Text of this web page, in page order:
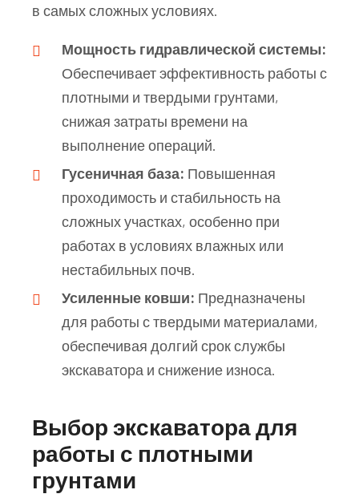
в самых сложных условиях.
Мощность гидравлической системы:
Обеспечивает эффективность работы с
плотными и твердыми грунтами,
снижая затраты времени на
выполнение операций.
Гусеничная база: Повышенная
проходимость и стабильность на
сложных участках, особенно при
работах в условиях влажных или
нестабильных почв.
Усиленные ковши: Предназначены
для работы с твердыми материалами,
обеспечивая долгий срок службы
экскаватора и снижение износа.
Выбор экскаватора для
работы с плотными
грунтами